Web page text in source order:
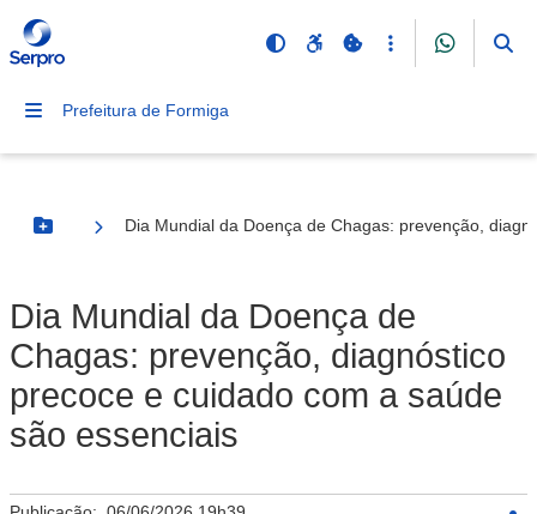
Prefeitura de Formiga
Botão Menu
Dia Mundial da Doença de Chagas: prevenção,
Dia Mundial da Doença de
Chagas: prevenção, diagnóstico
precoce e cuidado com a saúde
são essenciais